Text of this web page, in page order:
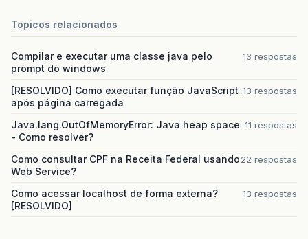
Topicos relacionados
Compilar e executar uma classe java pelo
prompt do windows
13 respostas
[RESOLVIDO] Como executar função JavaScript
após página carregada
13 respostas
Java.lang.OutOfMemoryError: Java heap space
- Como resolver?
11 respostas
Como consultar CPF na Receita Federal usando
Web Service?
22 respostas
Como acessar localhost de forma externa?
[RESOLVIDO]
13 respostas